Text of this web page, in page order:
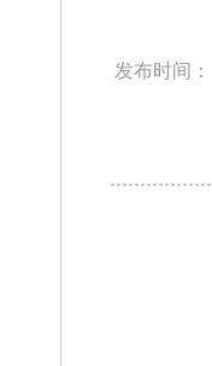
发布时间：